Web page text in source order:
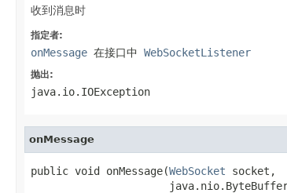
收到消息时
指定者:
onMessage 在接口中 WebSocketListener
抛出:
java.io.IOException
onMessage
public void onMessage(WebSocket socket,